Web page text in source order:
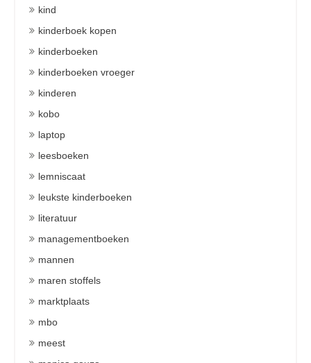
kind
kinderboek kopen
kinderboeken
kinderboeken vroeger
kinderen
kobo
laptop
leesboeken
lemniscaat
leukste kinderboeken
literatuur
managementboeken
mannen
maren stoffels
marktplaats
mbo
meest